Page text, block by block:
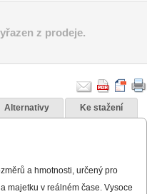
z prodeje.
Alternativy Ke stažení
a hmotnosti, určený pro
majetku v reálném čase. Vysoce